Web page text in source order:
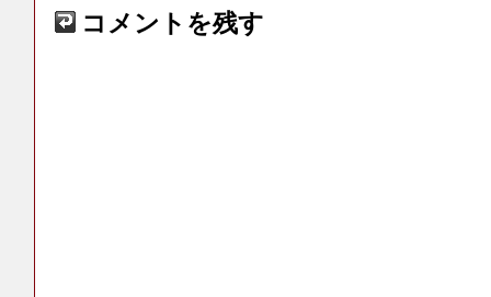
コメントを残す